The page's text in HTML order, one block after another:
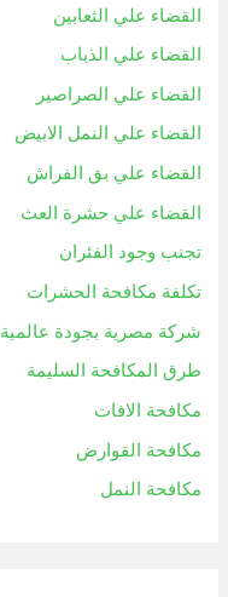
القضاء علي الثعابين
القضاء علي الذباب
القضاء علي الصراصير
القضاء علي النمل الابيض
القضاء علي بق الفراش
القضاء علي حشرة العث
تجنب وجود الفئران
تكلفة مكافحة الحشرات
شركة مصرية بجودة عالمية
طرق المكافحة السليمة
مكافحة الافات
مكافحة القوارض
مكافحة النمل